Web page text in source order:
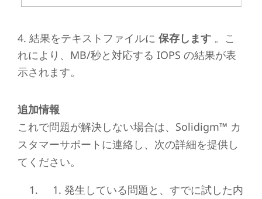
4. 結果をテキストファイルに 保存します 。こ
れにより、MB/秒と対応する IOPS の結果が表
示されます。
追加情報
これで問題が解決しない場合は、Solidigm™ カ
スタマーサポートに連絡し、次の詳細を提供し
てください。
発生している問題と、すでに試した内